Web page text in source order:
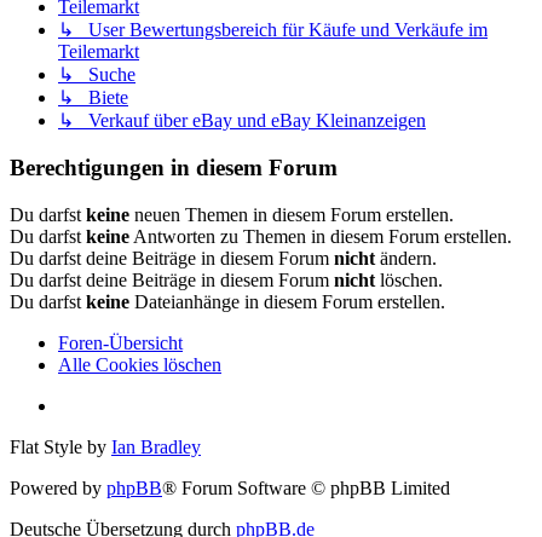
Teilemarkt
↳ User Bewertungsbereich für Käufe und Verkäufe im
Teilemarkt
↳ Suche
↳ Biete
↳ Verkauf über eBay und eBay Kleinanzeigen
Berechtigungen in diesem Forum
Du darfst keine neuen Themen in diesem Forum erstellen.
Du darfst keine Antworten zu Themen in diesem Forum erstellen.
Du darfst deine Beiträge in diesem Forum nicht ändern.
Du darfst deine Beiträge in diesem Forum nicht löschen.
Du darfst keine Dateianhänge in diesem Forum erstellen.
Foren-Übersicht
Alle Cookies löschen
Flat Style by Ian Bradley
Powered by phpBB® Forum Software © phpBB Limited
Deutsche Übersetzung durch phpBB.de